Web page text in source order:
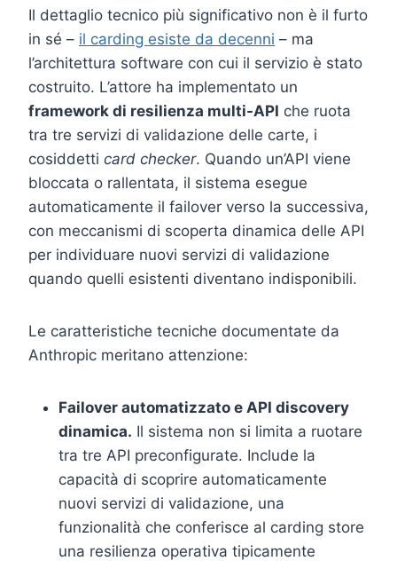
Il dettaglio tecnico più significativo non è il furto
in sé – il carding esiste da decenni – ma
l’architettura software con cui il servizio è stato
costruito. L’attore ha implementato un
framework di resilienza multi-API che ruota
tra tre servizi di validazione delle carte, i
cosiddetti card checker. Quando un’API viene
bloccata o rallentata, il sistema esegue
automaticamente il failover verso la successiva,
con meccanismi di scoperta dinamica delle API
per individuare nuovi servizi di validazione
quando quelli esistenti diventano indisponibili.
Le caratteristiche tecniche documentate da
Anthropic meritano attenzione:
Failover automatizzato e API discovery
dinamica. Il sistema non si limita a ruotare
tra tre API preconfigurate. Include la
capacità di scoprire automaticamente
nuovi servizi di validazione, una
funzionalità che conferisce al carding store
una resilienza operativa tipicamente